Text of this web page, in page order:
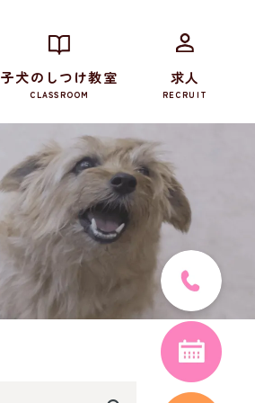
子犬のしつけ教室
CLASSROOM
求人
RECRUIT